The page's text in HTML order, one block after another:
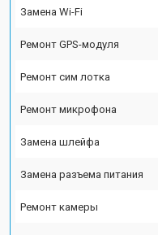
Замена Wi-Fi
Ремонт GPS-модуля
Ремонт сим лотка
Ремонт микрофона
Замена шлейфа
Замена разъема питания
Ремонт камеры